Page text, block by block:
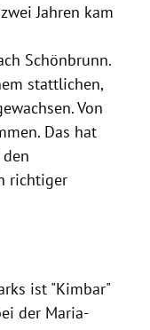
Jahren kam
Schönbrunn.
stattlichen,
Von
Das hat
richtiger
ist "Kimbar"
der Maria-